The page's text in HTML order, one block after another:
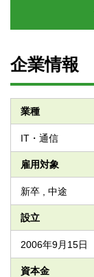
企業情報
業種
IT・通信
雇用対象
新卒 , 中途
設立
2006年9月15日
資本金